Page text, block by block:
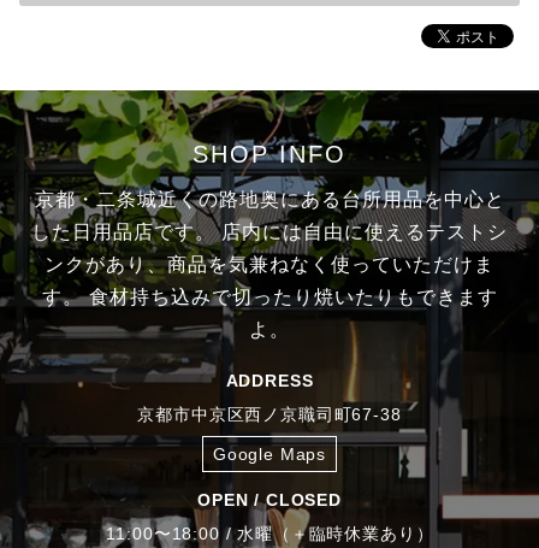
SHOP INFO
京都・二条城近くの路地奥にある台所用品を中心と
した日用品店です。店内には自由に使えるテストシ
ンクがあり、商品を気兼ねなく使っていただけま
す。食材持ち込みで切ったり焼いたりもできます
よ。
ADDRESS
京都市中京区西ノ京職司町67-38
Google Maps
OPEN / CLOSED
11:00〜18:00 / 水曜（＋臨時休業あり）